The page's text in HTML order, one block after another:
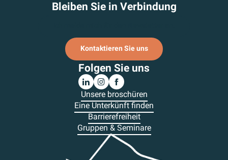
Bleiben Sie in Verbindung
Kontaktieren Sie uns
Folgen Sie uns
Unsere broschüren
Eine Unterkünft finden
Barrierefreiheit
Gruppen & Seminare